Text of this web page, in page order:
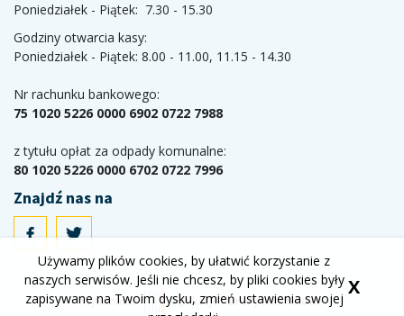
Poniedziałek - Piątek: 7.30 - 15.30
Godziny otwarcia kasy:
Poniedziałek - Piątek: 8.00 - 11.00, 11.15 - 14.30
Nr rachunku bankowego:
75 1020 5226 0000 6902 0722 7988
z tytułu opłat za odpady komunalne:
80 1020 5226 0000 6702 0722 7996
Znajdź nas na
Wykonanie Aplikacje i strony internetowe
Używamy plików cookies, by ułatwić korzystanie z
naszych serwisów. Jeśli nie chcesz, by pliki cookies były
zapisywane na Twoim dysku, zmień ustawienia swojej X